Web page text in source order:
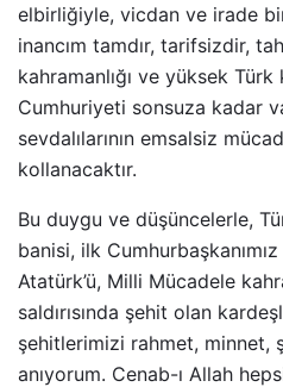
elbirliğiyle, vicdan ve irade
inancım tamdır, tarifsizdir,
kahramanlığı ve yüksek
Cumhuriyeti sonsuza kadar
sevdalılarının emsalsiz
kollanacaktır.
Bu duygu ve düşüncelerle,
banisi, ilk
Atatürk’ü, Milli Mücadele
saldırısında şehit olan
şehitlerimizi rahmet, minnet,
anıyorum. Cenab-ı Allah